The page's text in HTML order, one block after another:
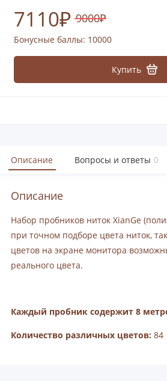
7110₽ 9000₽
Бонусные баллы: 10000
Купить
Описание Вопросы и ответы 0
Описание
Набор пробников ниток XianGe
при точном подборе цвета ниток,
цветов на экране монитора
реального цвета.
Каждый пробник содержит 8
Количество различных цветов: 84